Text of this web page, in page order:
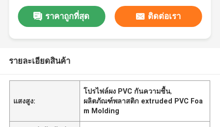
ราคาถูกที่สุด ติดต่อเรา
รายละเอียดสินค้า
แสงสูง:
โปรไฟล์ผง PVC กันความชื้น,
ผลิตภัณฑ์พลาสติก extruded PVC Foa
m Molding